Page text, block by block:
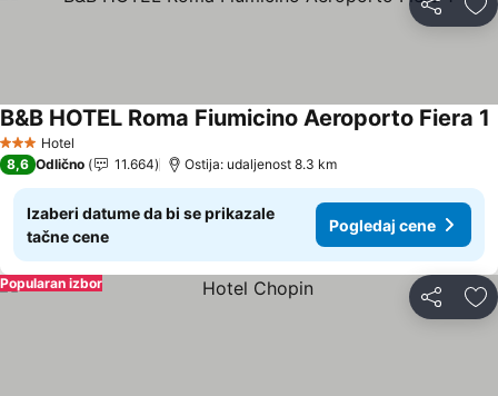
Deli
3 Zvezdice
Hotel
B&B HOTEL Roma Fiumicino Aeroporto Fiera 1
8,6 Odlično 11.664 Ostija: udaljenost 8.3 km
Izaberi datume da bi se prikazale
tačne cene
Pogledaj cene
Deli
Popularan izbor